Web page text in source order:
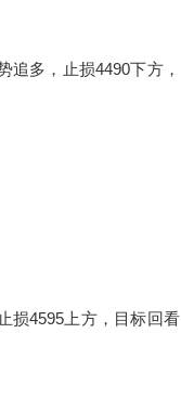
多，止损4490下方，
4595上方，目标回看